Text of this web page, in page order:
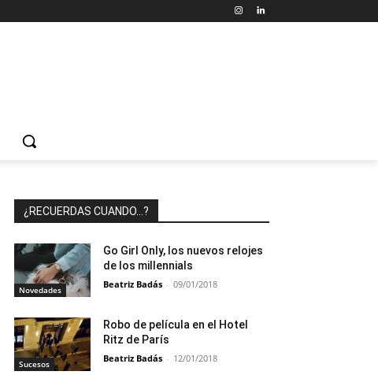
¿RECUERDAS CUANDO…?
Novedades
Go Girl Only, los nuevos relojes
de los millennials
Beatriz Badás - 09/01/2018
Sucesos
Robo de película en el Hotel
Ritz de París
Beatriz Badás - 12/01/2018